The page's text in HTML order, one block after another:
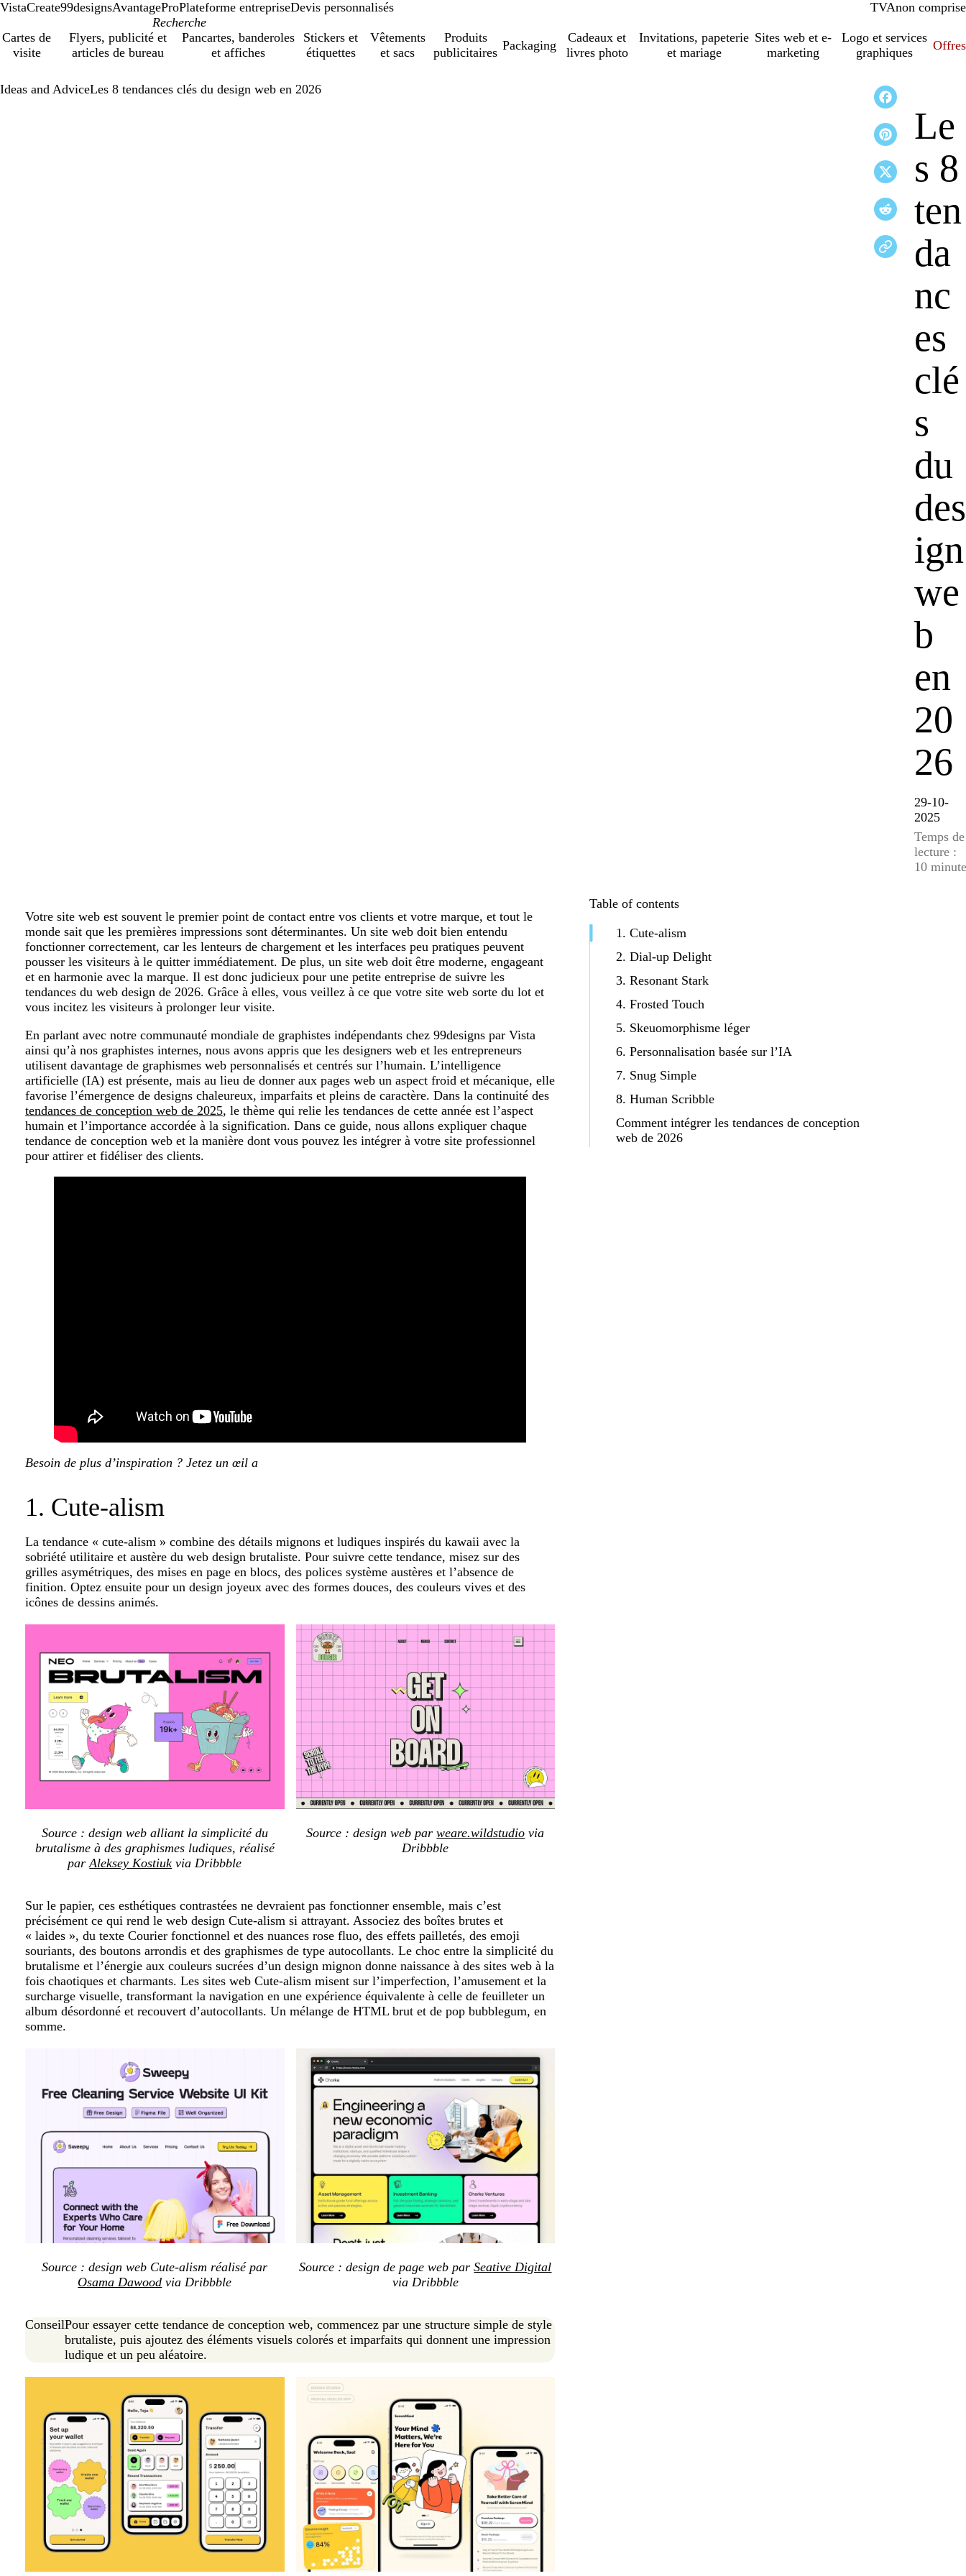
VistaCreate99designsAvantageProPlateforme entrepriseDevis personnalisés TVAcomprise
non comprise
Cartes de
visite
Flyers, publicité et
articles de bureau
Pancartes, banderoles
et affiches
Stickers et
étiquettes
Vêtements
et sacs
Produits
publicitaires
Packaging
Cadeaux et
livres photo
Invitations, papeterie
et mariage
Sites web et e-
marketing
Logo et services
graphiques
Offres
Ideas and AdviceLes 8 tendances clés du design web en 2026
Le
s 8
ten
da
nc
es
clé
s
du
des
ign
we
b
en
20
26
29-10-
2025
Temps de
lecture :
10
Votre site web est souvent le premier point de contact entre vos clients et votre marque, et tout le
monde sait que les premières impressions sont déterminantes. Un site web doit bien entendu
fonctionner correctement, car les lenteurs de chargement et les interfaces peu pratiques peuvent
pousser les visiteurs à le quitter immédiatement. De plus, un site web doit être moderne, engageant
et en harmonie avec la marque. Il est donc judicieux pour une petite entreprise de suivre les
tendances du web design de 2026. Grâce à elles, vous veillez à ce que votre site web sorte du lot et
vous incitez les visiteurs à prolonger leur visite.
En parlant avec notre communauté mondiale de graphistes indépendants chez 99designs par Vista
ainsi qu’à nos graphistes internes, nous avons appris que les designers web et les entrepreneurs
utilisent davantage de graphismes web personnalisés et centrés sur l’humain. L’intelligence
artificielle (IA) est présente, mais au lieu de donner aux pages web un aspect froid et mécanique, elle
favorise l’émergence de designs chaleureux, imparfaits et pleins de caractère. Dans la continuité des
tendances de conception web de 2025, le thème qui relie les tendances de cette année est l’aspect
humain et l’importance accordée à la signification. Dans ce guide, nous allons expliquer chaque
tendance de conception web et la manière dont vous pouvez les intégrer à votre site professionnel
pour attirer et fidéliser des clients.
Besoin de plus d’inspiration ? Jetez un œil a
1. Cute-alism
La tendance « cute-alism » combine des détails mignons et ludiques inspirés du kawaii avec la
sobriété utilitaire et austère du web design brutaliste. Pour suivre cette tendance, misez sur des
grilles asymétriques, des mises en page en blocs, des polices système austères et l’absence de
finition. Optez ensuite pour un design joyeux avec des formes douces, des couleurs vives et des
icônes de dessins animés.
Source : design web alliant la simplicité du
brutalisme à des graphismes ludiques, réalisé
parAleksey Kostiuk via Dribbble
Source : design web parweare.wildstudio via
Dribbble
Sur le papier, ces esthétiques contrastées ne devraient pas fonctionner ensemble, mais c’est
précisément ce qui rend le web design Cute-alism si attrayant. Associez des boîtes brutes et
« laides », du texte Courier fonctionnel et des nuances rose fluo, des effets pailletés, des emoji
souriants, des boutons arrondis et des graphismes de type autocollants. Le choc entre la simplicité du
brutalisme et l’énergie aux couleurs sucrées d’un design mignon donne naissance à des sites web à la
fois chaotiques et charmants. Les sites web Cute-alism misent sur l’imperfection, l’amusement et la
surcharge visuelle, transformant la navigation en une expérience équivalente à celle de feuilleter un
album désordonné et recouvert d’autocollants. Un mélange de HTML brut et de pop bubblegum, en
somme.
Source : design web Cute-alism réalisé par
Osama Dawood via Dribbble
Source : design de page web parSeative Digital
via Dribbble
ConseilPour essayer cette tendance de conception web, commencez par une structure simple de style
brutaliste, puis ajoutez des éléments visuels colorés et imparfaits qui donnent une impression
ludique et un peu aléatoire.
Table of contents
1. Cute-alism
2. Dial-up Delight
3. Resonant Stark
4. Frosted Touch
5. Skeuomorphisme léger
6. Personnalisation basée sur l’IA
7. Snug Simple
8. Human Scribble
Comment intégrer les tendances de conception
web de 2026